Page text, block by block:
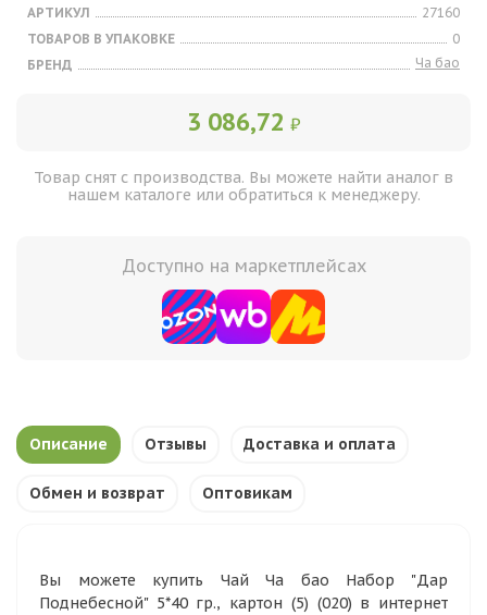
АРТИКУЛ
27160
ТОВАРОВ В УПАКОВКЕ
0
БРЕНД
Ча бао
3 086,72 ₽
Товар снят с производства. Вы можете найти аналог в
нашем каталоге или обратиться к менеджеру.
Доступно на маркетплейсах
Описание Отзывы Доставка и оплата
Обмен и возврат Оптовикам
Вы можете купить Чай Ча бао Набор "Дар
Поднебесной" 5*40 гр., картон (5) (020) в интернет